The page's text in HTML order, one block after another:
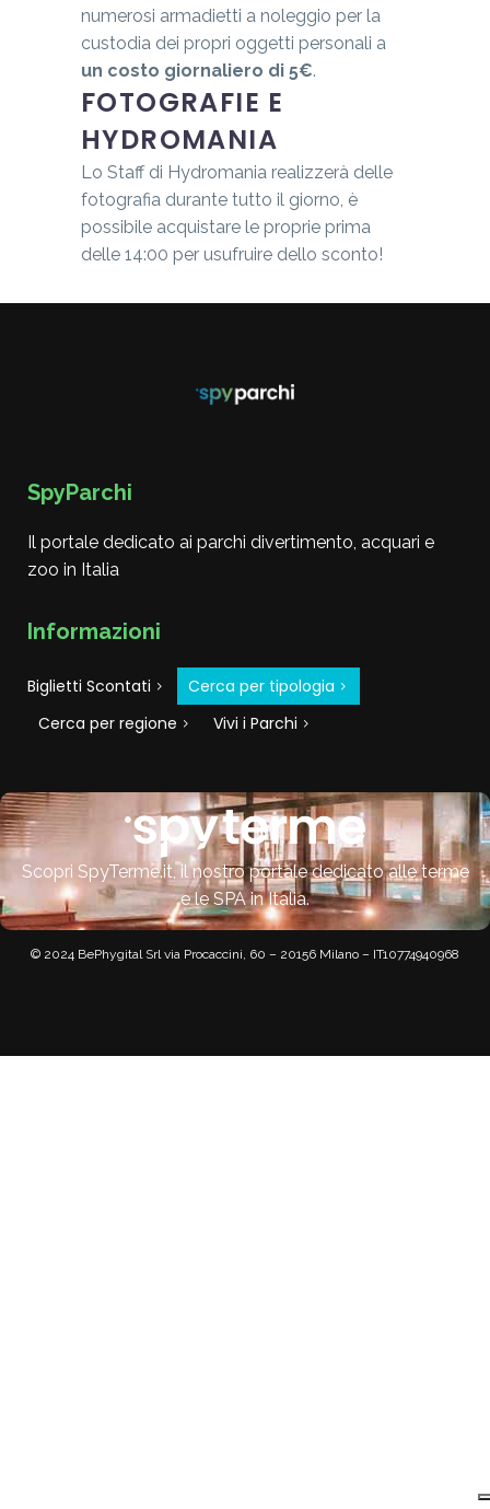
numerosi armadietti a noleggio per la
custodia dei propri oggetti personali a
un costo giornaliero di 5€.
FOTOGRAFIE E
HYDROMANIA
Lo Staff di Hydromania realizzerà delle
fotografia durante tutto il giorno, è
possibile acquistare le proprie prima
delle 14:00 per usufruire dello sconto!
SpyParchi
Il portale dedicato ai parchi divertimento, acquari e
zoo in Italia
Informazioni
Biglietti Scontati
Cerca per tipologia
Cerca per regione
Vivi i Parchi
Scopri SpyTerme.it, il nostro portale dedicato alle terme
e le SPA in Italia.
© 2024 BePhygital Srl via Procaccini, 60 – 20156 Milano – IT10774940968